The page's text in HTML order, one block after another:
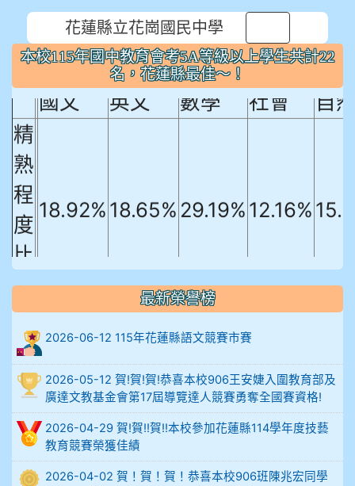
花蓮縣立花崗國民中學
本校115年國中教育會考5A等級以上學生共計22
名，花蓮縣最佳～！
本校115年國中教育會考5A等級以上
學生共計22名，花蓮縣最佳～！
國文
英文 數學 社會
自
精
熟
程
度
比
例
18.92% 18.65% 29.19% 12.16%
906陳兆宏 5A10+ 作文5
912余 嘉 5A10+
914謝佩臻 5A10+
902蘇奕愷
903陳品帆
最新榮譽榜
2026-06-12 115年花蓮縣語文競賽市賽
2026-05-12 賀!賀!賀!恭喜本校906王安婕入圍教育部及
廣達文教基金會第17屆導覽達人競賽勇奪全國賽資格!
2026-04-29 賀!賀!!賀!!本校參加花蓮縣114學年度技藝
教育競賽榮獲佳績
2026-04-02 賀！賀！賀！恭喜本校906班陳兆宏同學